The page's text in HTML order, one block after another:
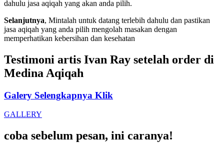
dahulu jasa aqiqah yang akan anda pilih.
Selanjutnya, Mintalah untuk datang terlebih dahulu dan pastikan
jasa aqiqah yang anda pilih mengolah masakan dengan
memperhatikan kebersihan dan kesehatan
Testimoni artis Ivan Ray setelah order di
Medina Aqiqah
Galery Selengkapnya Klik
GALLERY
coba sebelum pesan, ini caranya!